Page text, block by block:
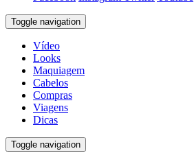
Toggle navigation
Vídeo
Looks
Maquiagem
Cabelos
Compras
Viagens
Dicas
Toggle navigation